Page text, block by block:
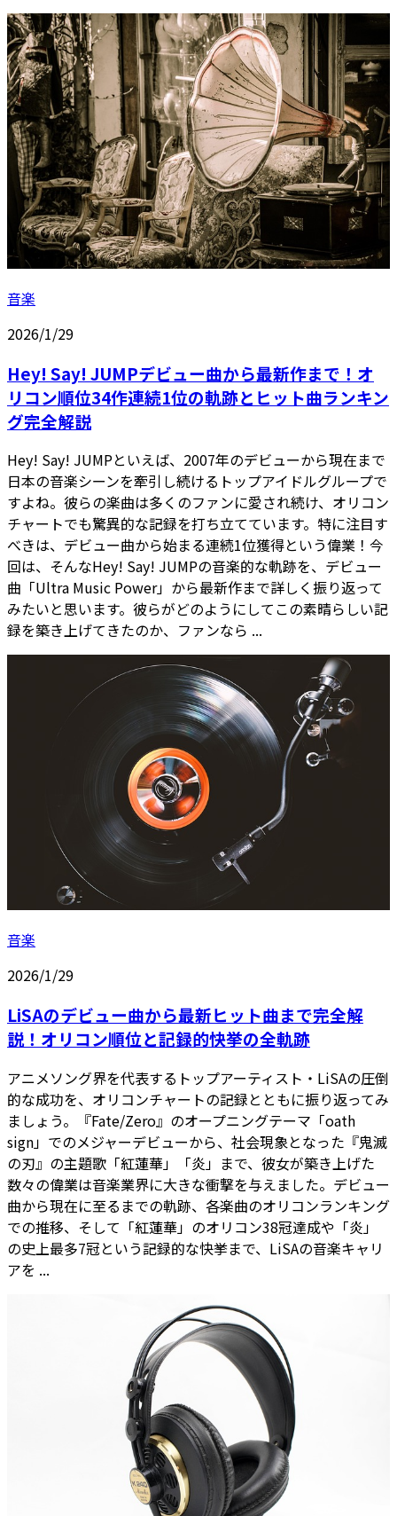
音楽
2026/1/29
Hey! Say! JUMPデビュー曲から最新作まで！オ
リコン順位34作連続1位の軌跡とヒット曲ランキン
グ完全解説
Hey! Say! JUMPといえば、2007年のデビューから現在まで
日本の音楽シーンを牽引し続けるトップアイドルグループで
すよね。彼らの楽曲は多くのファンに愛され続け、オリコン
チャートでも驚異的な記録を打ち立てています。特に注目す
べきは、デビュー曲から始まる連続1位獲得という偉業！今
回は、そんなHey! Say! JUMPの音楽的な軌跡を、デビュー
曲「Ultra Music Power」から最新作まで詳しく振り返って
みたいと思います。彼らがどのようにしてこの素晴らしい記
録を築き上げてきたのか、ファンなら ...
音楽
2026/1/29
LiSAのデビュー曲から最新ヒット曲まで完全解
説！オリコン順位と記録的快挙の全軌跡
アニメソング界を代表するトップアーティスト・LiSAの圧倒
的な成功を、オリコンチャートの記録とともに振り返ってみ
ましょう。『Fate/Zero』のオープニングテーマ「oath
sign」でのメジャーデビューから、社会現象となった『鬼滅
の刃』の主題歌「紅蓮華」「炎」まで、彼女が築き上げた
数々の偉業は音楽業界に大きな衝撃を与えました。デビュー
曲から現在に至るまでの軌跡、各楽曲のオリコンランキング
での推移、そして「紅蓮華」のオリコン38冠達成や「炎」
の史上最多7冠という記録的な快挙まで、LiSAの音楽キャリ
アを ...